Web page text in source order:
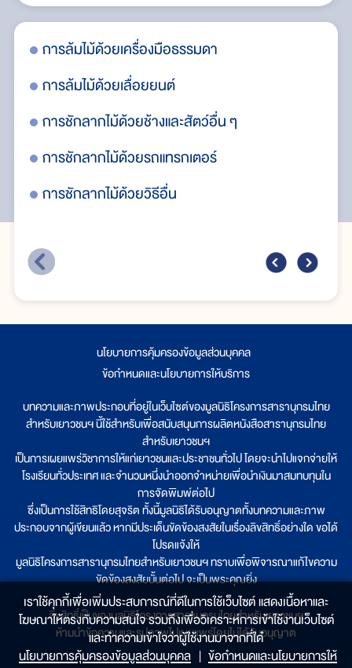
การล้มไม้ด้วยเครื่องมือธรรมดา
การล้มไม้ด้วยเลื่อยยนต์
การชักลากไม้ด้วยช้างและสัตว์อื่น ๆ
การชักลากไม้ด้วยรถแทรกเตอร์
การชักลากไม้ด้วยวิธีอื่น
นโยบายการคุ้มครองข้อมูลส่วนบุคคล
ข้อกำหนดและนโยบายการให้บริการ
บทความและภาพประกอบที่อยู่ในเว็บไซต์ของมูลนิธิโครงการสารานุกรมไทย
สำหรับเยาวชนฯ นี้ใช้สำหรับเพื่อสนับสนุนการผลิตหนังสือสารานุกรมไทย
สำหรับเยาวชนฯ
เป็นการเผยแพร่วิชาการให้แก่เยาวชนและประชาชนทั่วไป โดยจะนำไปแจกจ่ายให้
โรงเรียนทั่วประเทศ และจำนวนหนึ่งนำออกจำหน่ายเพื่อนำเงินมาสมทบทุนใน
การจัดพิมพ์ต่อไป
ซึ่งเป็นการใช้สิทธิโดยสุจริต ทั้งนี้มูลนิธิได้รับอนุญาตทั้งบทความและภาพ
ประกอบจากผู้เขียนแล้ว หากมีประเด็นขัดข้องสงสัยในเรื่องลิขสิทธิ์อย่างใด ขอได้
โปรดแจ้งให้
มูลนิธิโครงการสารานุกรมไทยสำหรับเยาวชนฯ ทราบเพื่อพิจารณาแก้ไขความ
ขัดข้องสงสัยนั้นต่อไป จะเป็นพระคุณยิ่ง
ลิขสิทธิ์เป็นของมูลนิธิโครงการสารานุกรมไทยสำหรับเยาวชนฯ
ห้ามนำข้อความและรูปภาพไปเผยแพร่โดยไม่ได้รับอนุญาต
เราใช้คุกกี้เพื่อเพิ่มประสบการณ์ที่ดีในการใช้เว็บไซต์ แสดงเนื้อหาและ
โฆษณาให้ตรงกับความสนใจ รวมถึงเพื่อวิเคราะห์การเข้าใช้งานเว็บไซต์
และทำความเข้าใจว่าผู้ใช้งานมาจากที่ใด๋
นโยบายการคุ้มครองข้อมูลส่วนบุคคล | ข้อกำหนดและนโยบายการให้